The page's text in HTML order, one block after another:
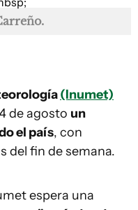
(Inumet)
de agosto un
el país, con
del fin de semana.
espera una